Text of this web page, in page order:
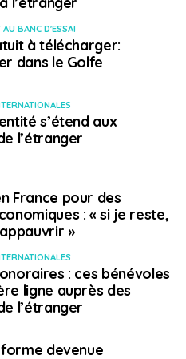
les plus fragiles d’entre
: leur jeunesse
que les personnes qui
d’hypothèque.
combien l’entrée
souvent difficile pour de
agir vite.
un paquet de
à faciliter leur accès à
la formation professionnelle,
en alternance.
ambition pour la
qui a fait ses preuves
Cettefiche
propositions pour les
BANC D'ESSAI
à télécharger:
dans le Golfe
s’étend aux
l’étranger
France pour des
: « si je reste,
»
: ces bénévoles
ligne auprès des
l’étranger
devenue